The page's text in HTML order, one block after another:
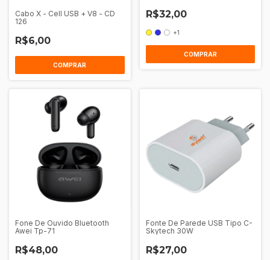
Cabo X - Cell USB + V8 - CD
126
R$6,00
COMPRAR
R$32,00
+1
COMPRAR
Fone De Ouvido Bluetooth
Awei Tp-71
R$48,00
Fonte De Parede USB Tipo C-
Skytech 30W
R$27,00